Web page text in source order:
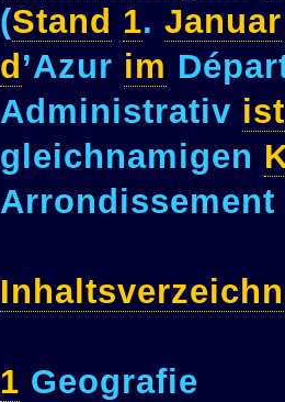
(Stand 1. Januar
d’Azur im
Administrativ ist
gleichnamigen
1 Geografie